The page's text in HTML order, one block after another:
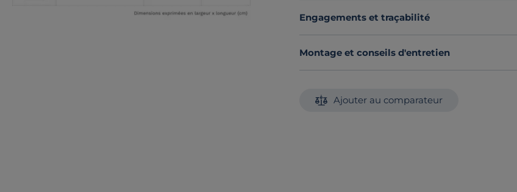
Engagements et traçabilité
Montage et conseils d'entretien
Ajouter au comparateur